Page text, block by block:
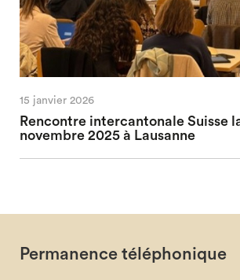
15 janvier 2026
Rencontre intercantonale Suisse
novembre 2025 à Lausanne
Permanence téléphonique